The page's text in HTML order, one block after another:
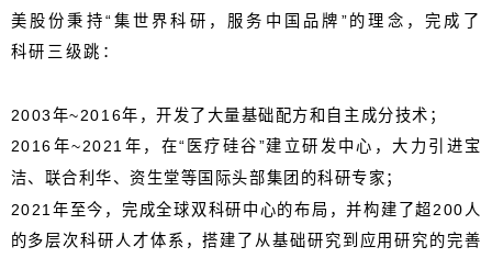
美股份秉持“集世界科研，服务中国品牌”的理念，完成了
科研三级跳：
2003年~2016年，开发了大量基础配方和自主成分技术；
2016年~2021年，在“医疗硅谷”建立研发中心，大力引进宝
洁、联合利华、资生堂等国际头部集团的科研专家；
2021年至今，完成全球双科研中心的布局，并构建了超200人
的多层次科研人才体系，搭建了从基础研究到应用研究的完善